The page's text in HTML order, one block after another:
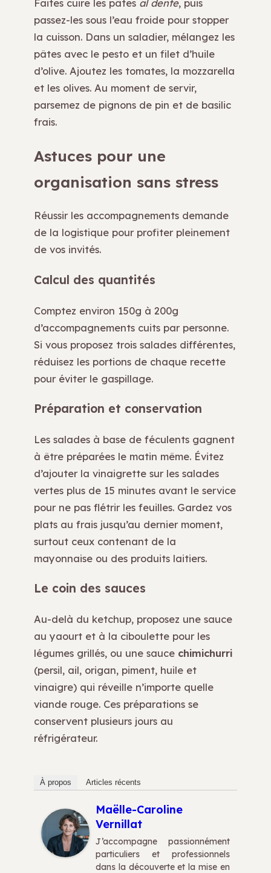
Faites cuire les pâtes al dente, puis
passez-les sous l’eau froide pour stopper
la cuisson. Dans un saladier, mélangez les
pâtes avec le pesto et un filet d’huile
d’olive. Ajoutez les tomates, la mozzarella
et les olives. Au moment de servir,
parsemez de pignons de pin et de basilic
frais.
Astuces pour une
organisation sans stress
Réussir les accompagnements demande
de la logistique pour profiter pleinement
de vos invités.
Calcul des quantités
Comptez environ 150g à 200g
d’accompagnements cuits par personne.
Si vous proposez trois salades différentes,
réduisez les portions de chaque recette
pour éviter le gaspillage.
Préparation et conservation
Les salades à base de féculents gagnent
à être préparées le matin même. Évitez
d’ajouter la vinaigrette sur les salades
vertes plus de 15 minutes avant le service
pour ne pas flétrir les feuilles. Gardez vos
plats au frais jusqu’au dernier moment,
surtout ceux contenant de la
mayonnaise ou des produits laitiers.
Le coin des sauces
Au-delà du ketchup, proposez une sauce
au yaourt et à la ciboulette pour les
légumes grillés, ou une sauce chimichurri
(persil, ail, origan, piment, huile et
vinaigre) qui réveille n’importe quelle
viande rouge. Ces préparations se
conservent plusieurs jours au
réfrigérateur.
À propos Articles récents
Maëlle-Caroline
Vernillat
J’accompagne passionnément
particuliers et professionnels
dans la découverte et la mise en